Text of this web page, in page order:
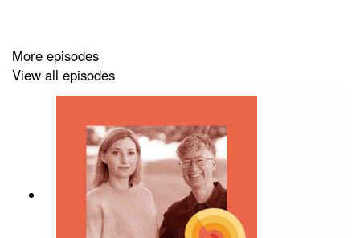
tystnaden tillhör inte oss
Klimatakademinsom använder kulturens förmåga att
förmedla komplexa samband och insikter.
More episodes
View all episodes